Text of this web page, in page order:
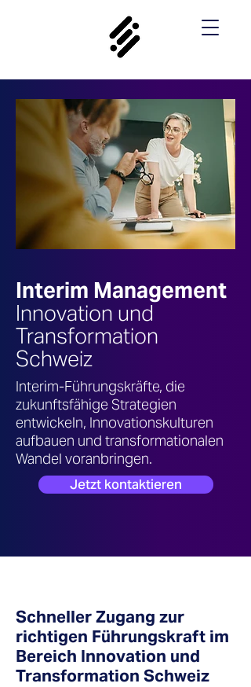
Interim Management
Innovation und
Transformation
Schweiz
Interim-Führungskräfte, die
zukunftsfähige Strategien
entwickeln, Innovationskulturen
aufbauen und transformationalen
Wandel voranbringen.
Jetzt kontaktieren
SchnellerZugang zur
richtigen Führungskraft im
Bereich Innovation und
Transformation Schweiz